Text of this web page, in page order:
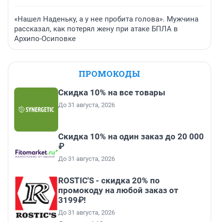
«Нашел Наденьку, а у нее пробита голова». Мужчина
рассказал, как потерял жену при атаке БПЛА в
Архипо-Осиповке
ПРОМОКОДЫ
Скидка 10% на все товары
До 31 августа, 2026
Скидка 10% на один заказ до 20 000
₽
До 31 августа, 2026
ROSTIC'S - скидка 20% по
промокоду на любой заказ от
3199₽!
До 31 августа, 2026